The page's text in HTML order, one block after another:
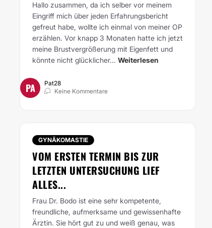
Hallo zusammen, da ich selber vor meinem
Eingriff mich über jeden Erfahrungsbericht
gefreut habe, wollte ich einmal von meiner OP
erzählen. Vor knapp 3 Monaten hatte ich jetzt
meine Brustvergrößerung mit Eigenfett und
könnte nicht glücklicher... Weiterlesen
PA
Pat28
Keine Kommentare
GYNÄKOMASTIE
VOM ERSTEN TERMIN BIS ZUR
LETZTEN UNTERSUCHUNG LIEF
ALLES...
Frau Dr. Bodo ist eine sehr kompetente,
freundliche, aufmerksame und gewissenhafte
Ärztin. Sie hört gut zu und weiß genau, was